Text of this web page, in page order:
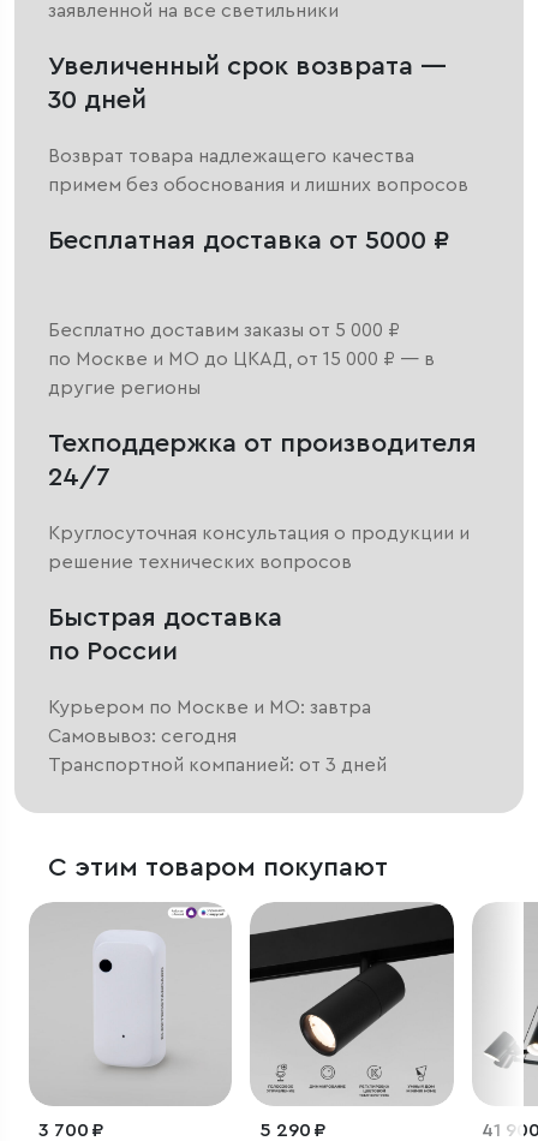
заявленной на все светильники
Увеличенный срок возврата —
30 дней
Возврат товара надлежащего качества
примем без обоснования и лишних вопросов
Бесплатная доставка от 5000 ₽
Бесплатно доставим заказы от 5 000 ₽
по Москве и МО до ЦКАД, от 15 000 ₽ — в
другие регионы
Техподдержка от производителя
24/7
Круглосуточная консультация о продукции и
решение технических вопросов
Быстрая доставка
по России
Курьером по Москве и МО: завтра
Самовывоз: сегодня
Транспортной компанией: от 3 дней
С этим товаром покупают
3 700 ₽ 5 290 ₽ 41